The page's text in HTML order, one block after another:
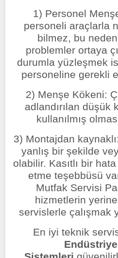
1) Personel
personeli araçlarla
bilmez, bu
problemler ortaya
durumla yüzleşmek
personeline gerekli
2) Menşe Kökeni:
adlandırılan düşük
kullanılmış
3) Montajdan
yanlış bir şekilde
olabilir. Kasıtlı bir
etme teşebbüsü
Mutfak Servisi
hizmetlerin
servislerle çalışmak
En iyi teknik